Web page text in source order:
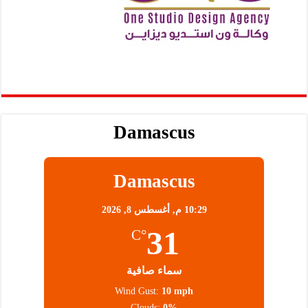
Damascus
Damascus
10:29 م, أغسطس 8, 2026
31
°C
سماء صافية
Wind Gust: 10 mph